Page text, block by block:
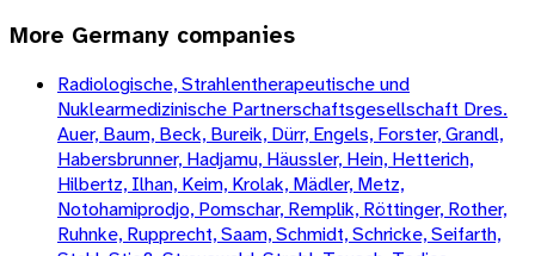
More Germany companies
Radiologische, Strahlentherapeutische und
Nuklearmedizinische Partnerschaftsgesellschaft Dres.
Auer, Baum, Beck, Bureik, Dürr, Engels, Forster, Grandl,
Habersbrunner, Hadjamu, Häussler, Hein, Hetterich,
Hilbertz, Ilhan, Keim, Krolak, Mädler, Metz,
Notohamiprodjo, Pomschar, Remplik, Röttinger, Rother,
Ruhnke, Rupprecht, Saam, Schmidt, Schricke, Seifarth,